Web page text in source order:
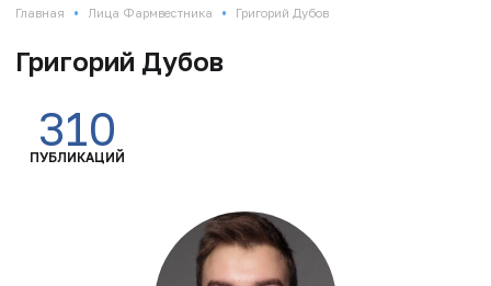
Главная • Лица Фармвестника • Григорий Дубов
Григорий Дубов
310
ПУБЛИКАЦИЙ